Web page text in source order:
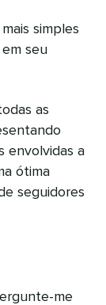
simples
seu
as
envolvidas a
ótima
seguidores
me